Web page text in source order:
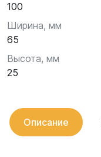
100
Ширина, мм
65
Высота, мм
25
Описание